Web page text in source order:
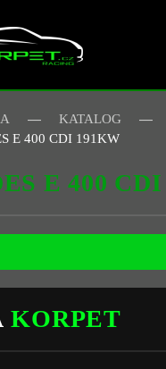
KATALOG
E 400 CDI 191KW
E 400
KORPET